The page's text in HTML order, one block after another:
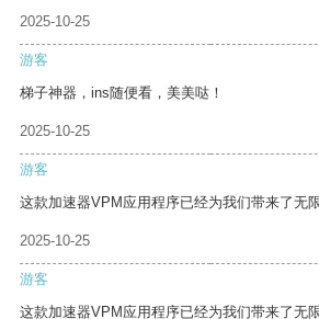
2025-10-25
游客
梯子神器，ins随便看，美美哒！
2025-10-25
游客
这款加速器VPM应用程序已经为我们带来了无
2025-10-25
游客
这款加速器VPM应用程序已经为我们带来了无